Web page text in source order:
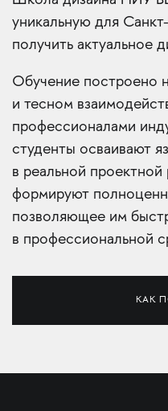
уникальную для
получить актуальное
Обучение построено
и тесном
профессионалами
студенты осваивают
в реальной проектной
формируют
позволяющее им
в профессиональной
КАК